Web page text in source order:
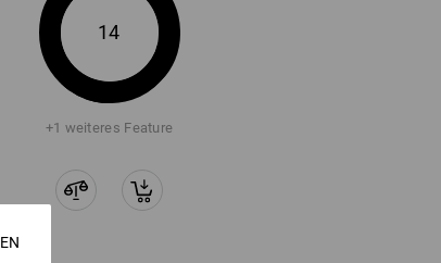
14
+1 weiteres Feature
EN